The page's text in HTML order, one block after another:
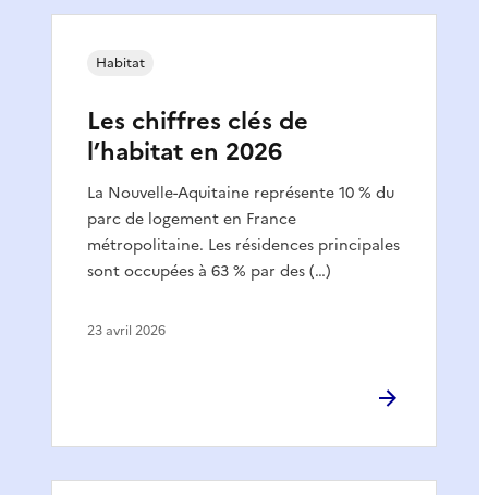
Les chiffres clés de
l’habitat en 2026
La Nouvelle-Aquitaine représente 10 % du
parc de logement en France
métropolitaine. Les résidences principales
sont occupées à 63 % par des (…)
Habitat
23 avril 2026